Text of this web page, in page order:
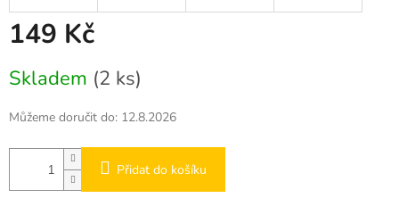
149 Kč
cena:
Skladem (2 ks)
Můžeme doručit do: 12.8.2026
Přidat do košíku